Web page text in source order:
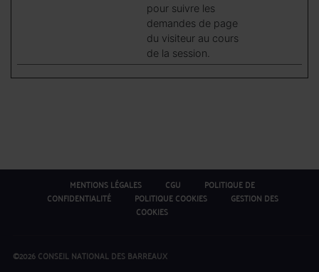
pour suivre les
demandes de page
du visiteur au cours
de la session.
MENTIONS LÉGALES CGU
POLITIQUE DE
CONFIDENTIALITÉ
POLITIQUE COOKIES
GESTION DES
COOKIES
©2026 CONSEIL NATIONAL DES BARREAUX